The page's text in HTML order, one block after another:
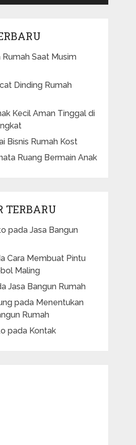
Rumah Saat Musim
Dinding Rumah
Kecil Aman Tinggal di
Bisnis Rumah Kost
Ruang Bermain Anak
TERBARU
pada Jasa Bangun
Cara Membuat Pintu
Maling
Jasa Bangun Rumah
pada Menentukan
Rumah
pada Kontak